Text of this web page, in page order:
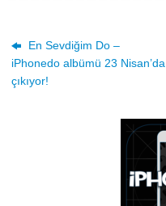
En Sevdiğim Do –
iPhonedo albümü 23 Nisan’da
çıkıyor!